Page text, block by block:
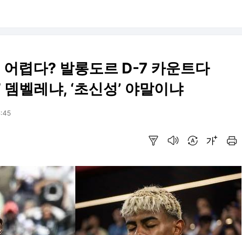
어렵다? 발롱도르 D-7 카운트다
뎀벨레냐, ‘초신성’ 야말이냐